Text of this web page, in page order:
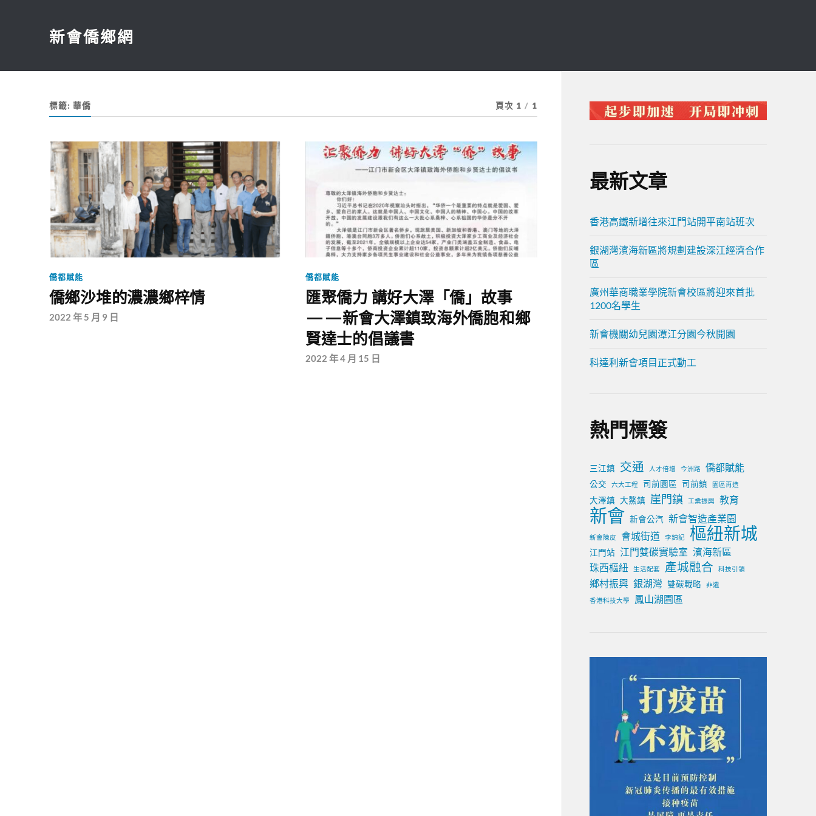
新會僑鄉網
標籤: 華僑 頁次 1 / 1
僑都賦能
僑鄉沙堆的濃濃鄉梓情
2022 年 5 月 9 日
僑都賦能
匯聚僑力 講好大澤「僑」故事
——新會大澤鎮致海外僑胞和鄉
賢達士的倡議書
2022 年 4 月 15 日
最新文章
香港高鐵新增往來江門站開平南站班次
銀湖灣濱海新區將規劃建設深江經濟合作
區
廣州華商職業學院新會校區將迎來首批
1200名學生
新會機關幼兒園潭江分園今秋開園
科達利新會項目正式動工
熱門標簽
三江鎮 交通 人才倍增 今洲路 僑都賦能
公交 六大工程 司前園區 司前鎮 園區再造
大澤鎮 大鰲鎮 崖門鎮 工業振興 教育
新會 新會公汽 新會智造產業園
新會陳皮 會城街道 李錦記 樞紐新城
江門站 江門雙碳實驗室 濱海新區
珠西樞紐
生活配套 產城融合 科技引領
鄉村振興 銀湖灣 雙碳戰略
非遺
香港科技大學
鳳山湖園區